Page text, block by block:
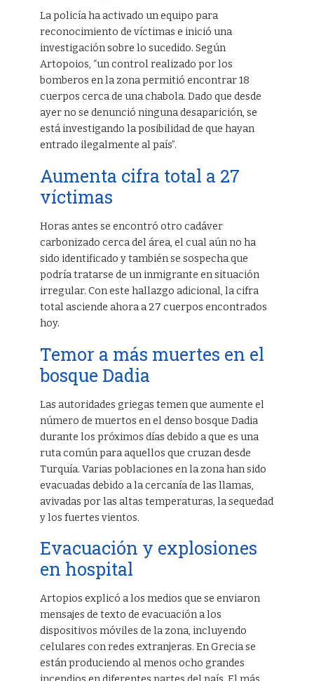
La policía ha activado un equipo para
reconocimiento de víctimas e inició una
investigación sobre lo sucedido. Según
Artopoios, “un control realizado por los
bomberos en la zona permitió encontrar 18
cuerpos cerca de una chabola. Dado que desde
ayer no se denunció ninguna desaparición, se
está investigando la posibilidad de que hayan
entrado ilegalmente al país”.
Aumenta cifra total a 27
víctimas
Horas antes se encontró otro cadáver
carbonizado cerca del área, el cual aún no ha
sido identificado y también se sospecha que
podría tratarse de un inmigrante en situación
irregular. Con este hallazgo adicional, la cifra
total asciende ahora a 27 cuerpos encontrados
hoy.
Temor a más muertes en el
bosque Dadia
Las autoridades griegas temen que aumente el
número de muertos en el denso bosque Dadia
durante los próximos días debido a que es una
ruta común para aquellos que cruzan desde
Turquía. Varias poblaciones en la zona han sido
evacuadas debido a la cercanía de las llamas,
avivadas por las altas temperaturas, la sequedad
y los fuertes vientos.
Evacuación y explosiones
en hospital
Artopios explicó a los medios que se enviaron
mensajes de texto de evacuación a los
dispositivos móviles de la zona, incluyendo
celulares con redes extranjeras. En Grecia se
están produciendo al menos ocho grandes